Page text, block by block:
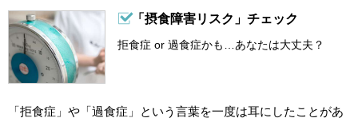
「摂食障害リスク」チェック
拒食症 or 過食症かも…あなたは大丈夫？
「拒食症」や「過食症」という言葉を一度は耳にしたことがあ